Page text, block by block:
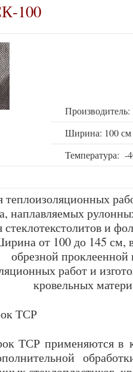
100
Ширина: 100 см
Температура: -
наплавляемых
стеклотекстолитов и
от 100 до 145 см,
обрезной проклеенной
работ и
кровельных
ТСР
ТСР применяются в